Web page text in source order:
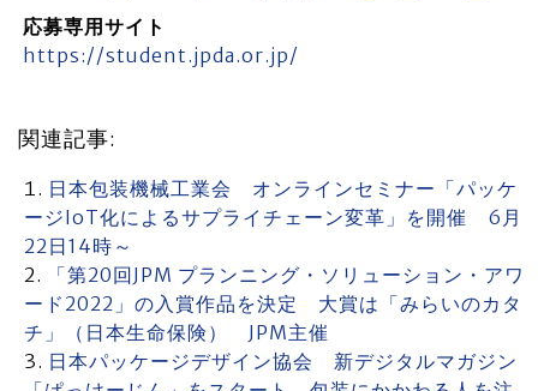
応募専用サイト
https://student.jpda.or.jp/
関連記事:
日本包装機械工業会 オンラインセミナー「パッケ
ージIoT化によるサプライチェーン変革」を開催 6月
22日14時～
「第20回JPM プランニング・ソリューション・アワ
ード2022」の入賞作品を決定 大賞は「みらいのカタ
チ」（日本生命保険） JPM主催
日本パッケージデザイン協会 新デジタルマガジン